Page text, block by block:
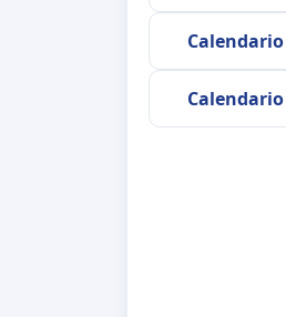
Calendario
Calendario